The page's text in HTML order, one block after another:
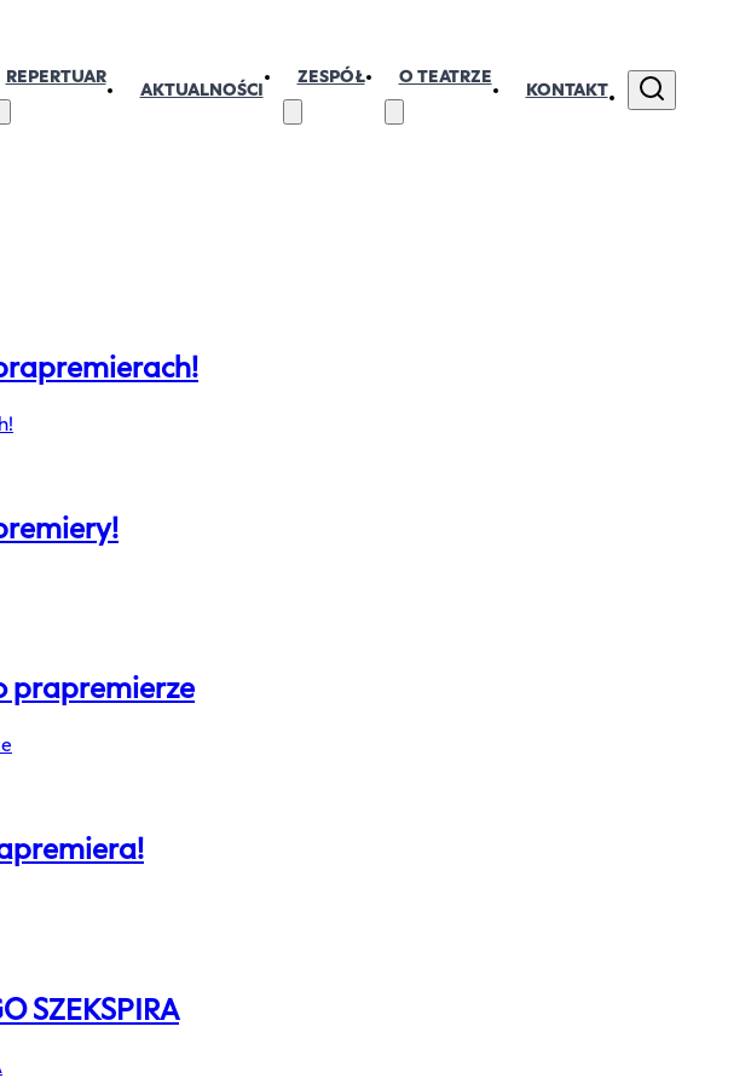
REPERTUAR
AKTUALNOŚCI
ZESPÓŁ O TEATRZE
KONTAKT
prapremierze
SZEKSPIRA